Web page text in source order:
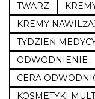
TWARZ
KREMY
TYDZIEŃ
ODWODNIENIE
CERA
KOSMETYKI